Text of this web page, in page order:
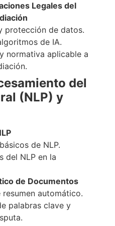
Legales del
protección de datos.
de IA.
normativa aplicable a
del
(NLP) y
de NLP.
del NLP en la
de Documentos
resumen automático.
palabras clave y